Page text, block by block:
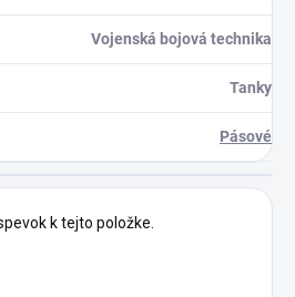
Vojenská bojová technika
Tanky
Pásové
k tejto položke.